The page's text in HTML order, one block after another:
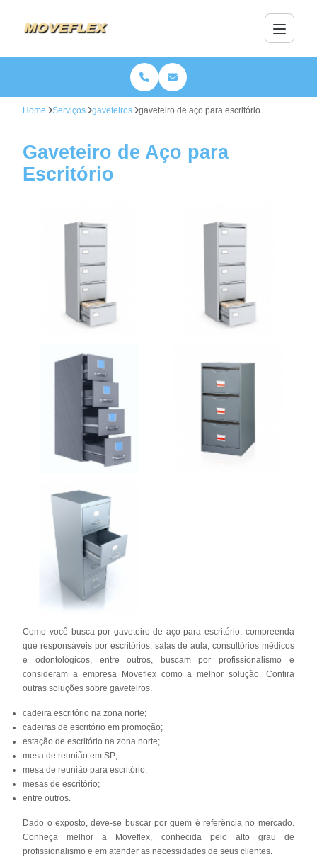
Home Serviços gaveteiros gaveteiro de aço para escritório
Gaveteiro de Aço para
Escritório
Como você busca por gaveteiro de aço para escritório, compreenda
que responsáveis por escritórios, salas de aula, consultórios médicos
e odontológicos, entre outros, buscam por profissionalismo e
consideram a empresa Moveflex como a melhor solução. Confira
outras soluções sobre gaveteiros.
cadeira escritório na zona norte;
cadeiras de escritório em promoção;
estação de escritório na zona norte;
mesa de reunião em SP;
mesa de reunião para escritório;
mesas de escritório;
entre outros.
Dado o exposto, deve-se buscar por quem é referência no mercado.
Conheça melhor a Moveflex, conhecida pelo alto grau de
profissionalismo e em atender as necessidades de seus clientes.